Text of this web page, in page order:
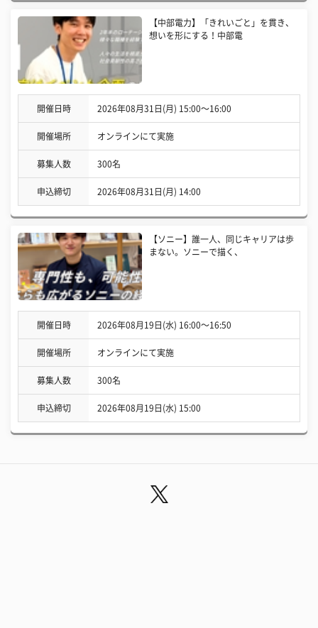
【中部電力】「きれいごと」を貫き、
想いを形にする！中部電
開催日時 2026年08月31日(月) 15:00〜16:00
開催場所 オンラインにて実施
募集人数 300名
申込締切 2026年08月31日(月) 14:00
【ソニー】誰一人、同じキャリアは歩
まない。ソニーで描く、
開催日時 2026年08月19日(水) 16:00〜16:50
開催場所 オンラインにて実施
募集人数 300名
申込締切 2026年08月19日(水) 15:00